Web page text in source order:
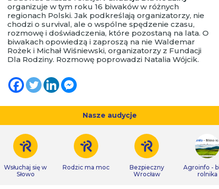
organizuje w tym roku 16 biwaków w różnych
regionach Polski. Jak podkreślają organizatorzy, nie
chodzi o survival, ale o wspólne spędzenie czasu,
rozmowę i doświadczenia, które pozostaną na lata. O
biwakach opowiedzą i zaproszą na nie Waldemar
Rożek i Michał Wiśniewski, organizatorzy z Fundacji
Dla Rodziny. Rozmowę poprowadzi Natalia Wójcik.
Nasze audycje
Wsłuchaj się w
Słowo
Rodzic ma moc
Bezpieczny
Wrocław
Agroinfo -
rolnika